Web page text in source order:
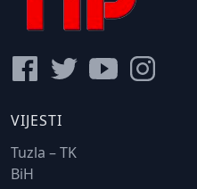
VIJESTI
Tuzla – TK
BiH